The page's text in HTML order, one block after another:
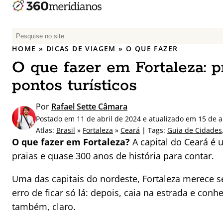
P
e
q
u
i
a
r
p
o
r
:
HOME » DICAS DE VIAGEM »O QUE FAZER
O que fazer em Fortaleza:
pontos turísticos
Por Rafael Sette Câmara
Postado em 11 de abril de 2024 e atualizado em 15 de
Atlas: Brasil » Fortaleza » Ceará | Tags: Guia de Cidades
O que fazer em Fortaleza? A capital do Ceará é
praias e quase 300 anos de história para contar.
Uma das capitais do nordeste, Fortaleza merece
erro de ficar só lá: depois, caia na estrada e
também, claro.